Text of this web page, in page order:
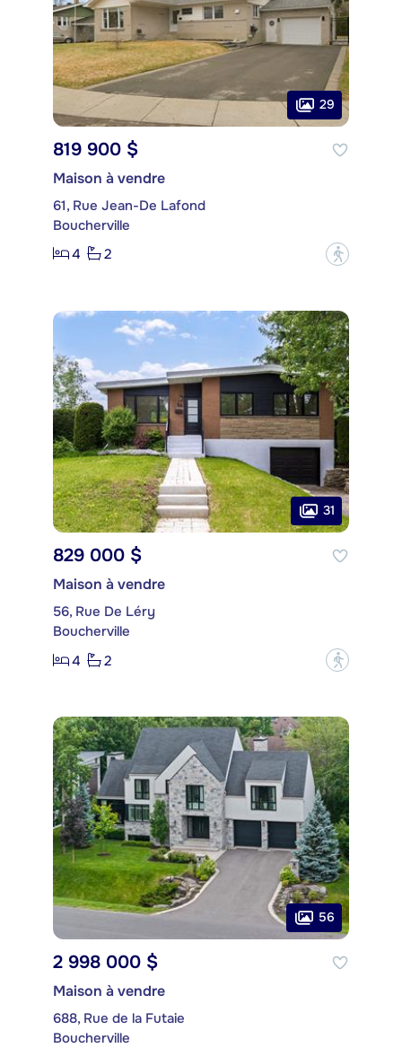
29
819 900 $
Maison à vendre
61, Rue Jean-De Lafond
Boucherville
4
2 ?
31
829 000 $
Maison à vendre
56, Rue De Léry
Boucherville
4
2 ?
56
2 998 000 $
Maison à vendre
688, Rue de la Futaie
Boucherville